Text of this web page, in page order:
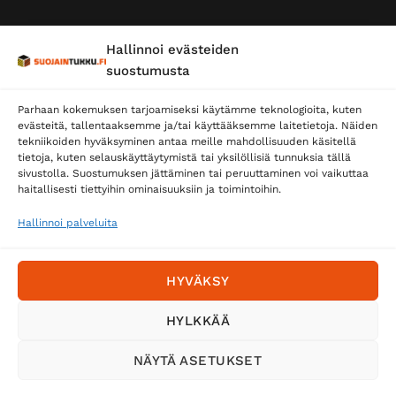
Hallinnoi evästeiden
suostumusta
Parhaan kokemuksen tarjoamiseksi käytämme teknologioita, kuten
evästeitä, tallentaaksemme ja/tai käyttääksemme laitetietoja. Näiden
tekniikoiden hyväksyminen antaa meille mahdollisuuden käsitellä
tietoja, kuten selauskäyttäytymistä tai yksilöllisiä tunnuksia tällä
sivustolla. Suostumuksen jättäminen tai peruuttaminen voi vaikuttaa
haitallisesti tiettyihin ominaisuuksiin ja toimintoihin.
Hallinnoi palveluita
HYVÄKSY
HYLKKÄÄ
NÄYTÄ ASETUKSET